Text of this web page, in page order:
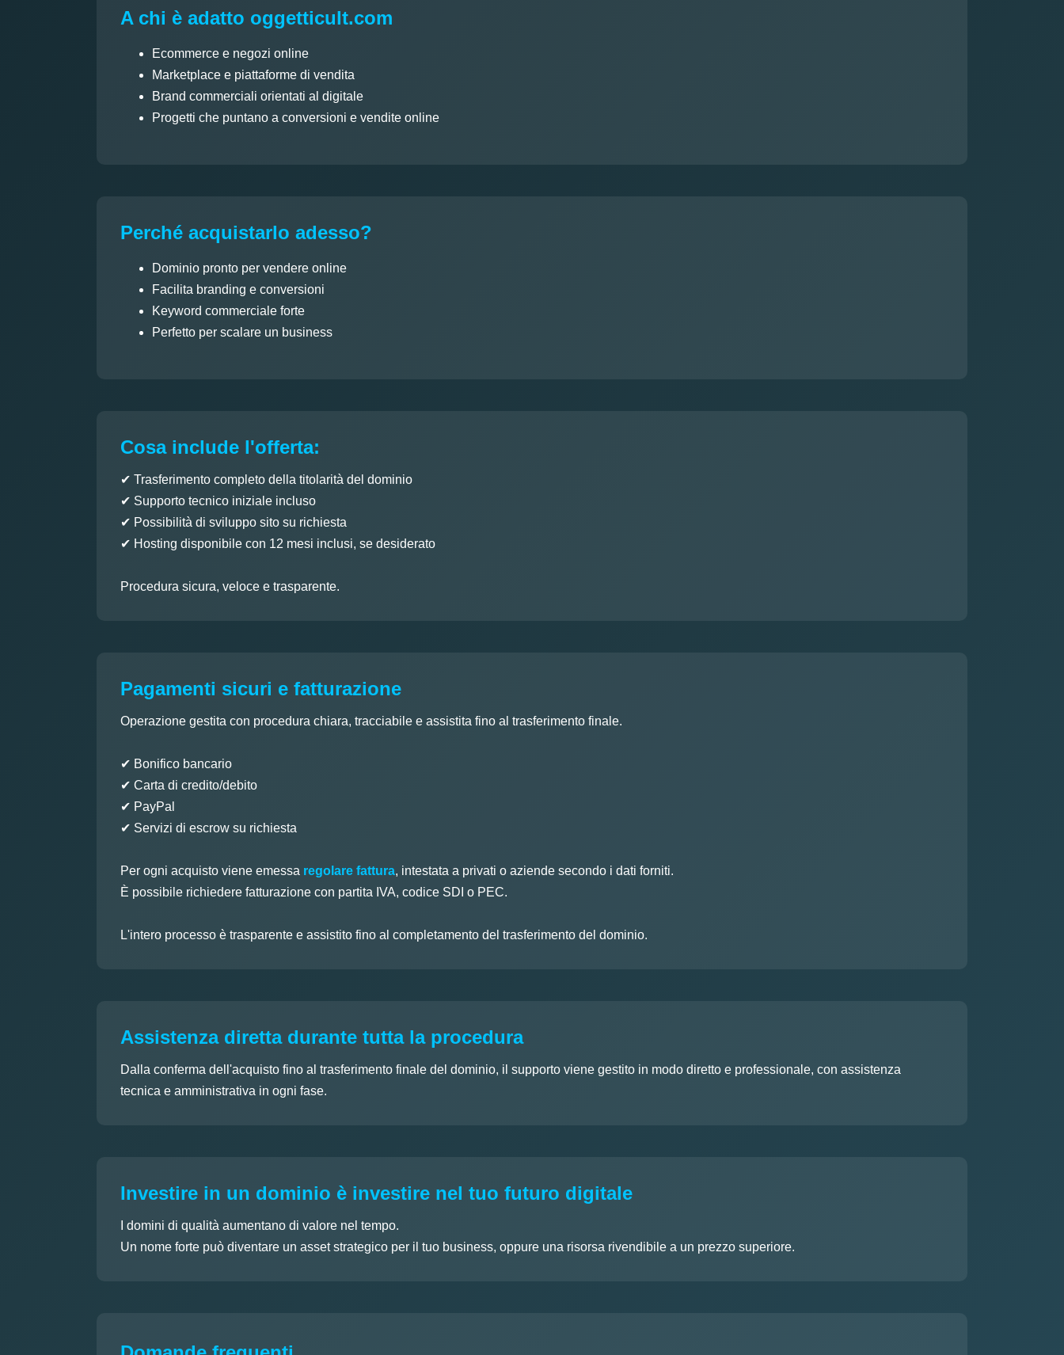
A chi è adatto oggetticult.com
Ecommerce e negozi online
Marketplace e piattaforme di vendita
Brand commerciali orientati al digitale
Progetti che puntano a conversioni e vendite online
Perché acquistarlo adesso?
Dominio pronto per vendere online
Facilita branding e conversioni
Keyword commerciale forte
Perfetto per scalare un business
Cosa include l'offerta:
✔ Trasferimento completo della titolarità del dominio
✔ Supporto tecnico iniziale incluso
✔ Possibilità di sviluppo sito su richiesta
✔ Hosting disponibile con 12 mesi inclusi, se desiderato
Procedura sicura, veloce e trasparente.
Pagamenti sicuri e fatturazione
Operazione gestita con procedura chiara, tracciabile e assistita fino al trasferimento finale.
✔ Bonifico bancario
✔ Carta di credito/debito
✔ PayPal
✔ Servizi di escrow su richiesta
Per ogni acquisto viene emessa regolare fattura, intestata a privati o aziende secondo i dati forniti.
È possibile richiedere fatturazione con partita IVA, codice SDI o PEC.
L'intero processo è trasparente e assistito fino al completamento del trasferimento del dominio.
Assistenza diretta durante tutta la procedura
Dalla conferma dell'acquisto fino al trasferimento finale del dominio, il supporto viene gestito in modo diretto e professionale, con assistenza
tecnica e amministrativa in ogni fase.
Investire in un dominio è investire nel tuo futuro digitale
I domini di qualità aumentano di valore nel tempo.
Un nome forte può diventare un asset strategico per il tuo business, oppure una risorsa rivendibile a un prezzo superiore.